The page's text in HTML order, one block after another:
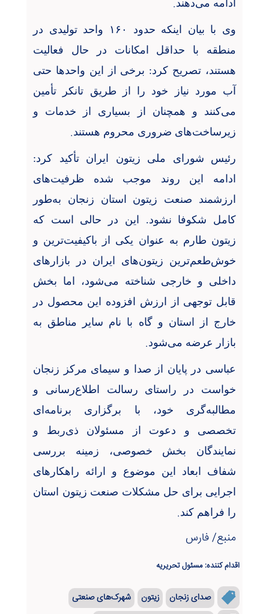
ادامه می‌دهند.
وی با بیان اینکه حدود ۱۶۰
واحد تولیدی در
منطقه با حداقل امکانات در حال فعالیت
هستند، تصریح کرد: برخی از این واحدها حتی
آب مورد نیاز خود را از طریق تانکر تأمین
می‌کنند و همچنان از بسیاری از خدمات و
زیرساخت‌های ضروری محروم هستند.
رئیس شورای ملی زیتون ایران تأکید کرد:
ادامه این روند موجب شده ظرفیت‌های
ارزشمند صنعت زیتون استان زنجان به‌طور
کامل شکوفا نشود. این در حالی است که
زیتون طارم به عنوان یکی از باکیفیت‌ترین و
خوش‌طعم‌ترین زیتون‌های ایران در بازارهای
داخلی و خارجی شناخته می‌شود، اما بخش
قابل توجهی از ارزش افزوده این محصول در
خارج از استان و گاه با نام سایر مناطق به
بازار عرضه می‌شود.
عباسی در پایان از صدا و سیمای مرکز زنجان
خواست در راستای رسالت اطلاع‌رسانی و
مطالبه‌گری خود، با برگزاری برنامه‌ای
تخصصی و دعوت از مسئولان ذی‌ربط و
نمایندگان بخش خصوصی، زمینه بررسی
شفاف ابعاد این موضوع و ارائه راهکارهای
اجرایی برای حل مشکلات صنعت زیتون استان
را فراهم کند.
منبع/ فارس
اقدام کننده: مسئول تحریریه
صدای زنجان زیتون
شهرک‌های صنعتی